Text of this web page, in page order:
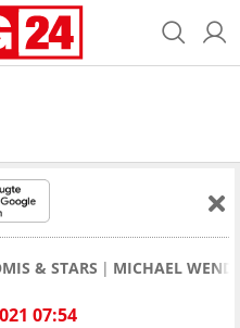
& STARS MICHAEL
07:54